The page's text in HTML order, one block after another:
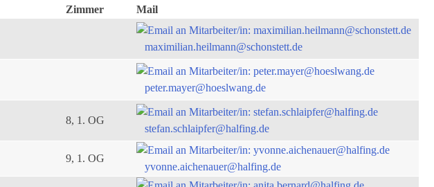
Zimmer
Mail
maximilian.heilmann@schonstett.de
peter.mayer@hoeslwang.de
8, 1. OG
stefan.schlaipfer@halfing.de
9, 1. OG
yvonne.aichenauer@halfing.de